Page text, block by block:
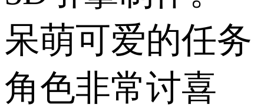
呆萌可爱的任务
角色非常讨喜